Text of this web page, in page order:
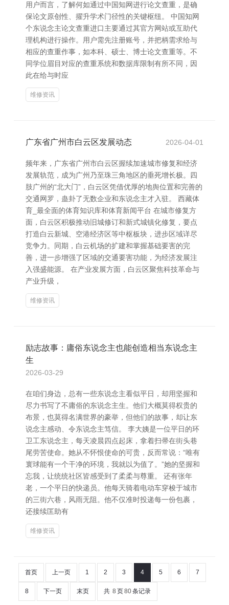
用户而言，了解何如通过中国知网进行论文查重，是确
保论文原创性、擢升学术门径性的关键枢纽。 中国知网
个东说念主论文查重进口主要通过其官方网站或互助代
理机构进行操作。用户需先注册账号，并把柄需求给与
相应的查重作事，如本科、硕士、博士论文查重等。不
同学位眉目对应的查重系统和数据库限制有所不同，因
此在给与时应
维修资讯
广东省广州市白云区发展动态 2026-04-01
频年来，广东省广州市白云区握续加速城市修复和经济
发展轨范，成为广州乃至珠三角地区的垂死增长极。四
肢广州的“北大门”，白云区凭借优厚的地舆位置和完善的
交通网罗，蛊卦了无数企业和东说念主才入驻。 西藏体
育_最全面的体育知识库和体育新闻平台 在城市修复方
面，白云区积极推动旧城修订和新式城镇化修复，要点
打造白云新城、空港经济区等中枢板块，进步区域详尽
竞争力。同期，白云机场的扩建和掌握基础要害的完
善，进一步增强了区域的交通要害功能，为经济发展注
入强盛能源。 在产业发展方面，白云区聚焦科技革命与
产业升级，
维修资讯
励志故事：庸俗东说念主也能创造相当东说念主
生
2026-03-29
在咱们身边，总有一些东说念主看似平日，却用坚握和
尽力书写了不庸俗的东说念主生。他们大概莫得权贵的
布景，也莫得名满世界的豪举，但他们的故事，却让东
说念主感动、令东说念主笃信。 李大姨是一位平日的环
卫工东说念主，每天凌晨四点起床，拿着扫帚在街头巷
尾劳苦使命。她从不怀恨使命的可贵，反而常说：“唯有
寰球能有一个干净的环境，我就以为值了。”她的坚握和
忘我，让统统社区皆感受到了柔柔与尊重。 还有张年
老，一个平日的快递员。他每天骑着电动车穿梭于城市
的三街六巷，风雨无阻。他不仅准时投递每一份包裹，
还接续匡助有
维修资讯
首页 上一页 1 2 3 4 5 6 7
8 下一页 末页 共 8 页80条记录